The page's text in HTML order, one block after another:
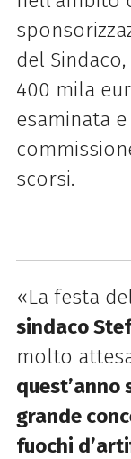
del
400 mila
esaminata
scorsi.
«La festa
sindaco
molto
quest’anno
grande
fuochi